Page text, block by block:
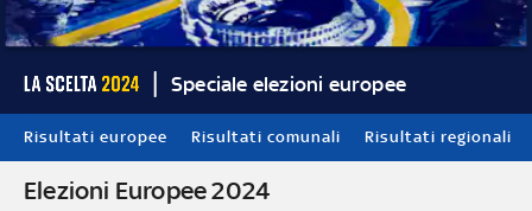
Speciale elezioni europee
Risultati europee Risultati comunali Risultati regionali
Elezioni Europee 2024